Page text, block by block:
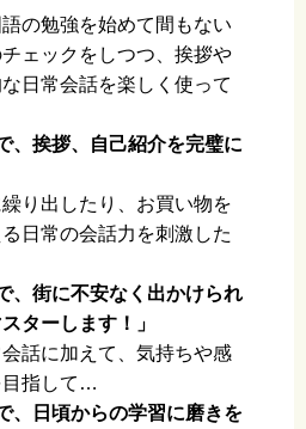
の勉強を始めて間もない
ェックをしつつ、挨拶や
日常会話を楽しく使って
、挨拶、自己紹介を完璧に
り出したり、お買い物を
日常の会話力を刺激した
、街に不安なく出かけられ
ターします！」
会話に加えて、気持ちや感
目指して…
、日頃からの学習に磨きを